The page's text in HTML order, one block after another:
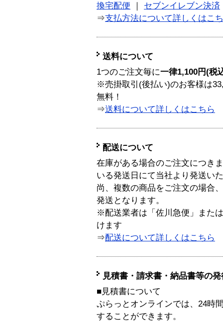
換宅配便
セブンイレブン決済
⇒支払方法について詳しくはこ
送料について
1つのご注文毎に一律1,100円(税
※売掛取引(後払い)のお客様は
無料！
⇒送料について詳しくはこちら
配送について
在庫がある場合のご注文につき
いる発送日にて当社より発送い
尚、複数の商品をご注文の場合
発送となります。
※配送業者は「佐川急便」また
けます
⇒配送について詳しくはこちら
見積書・請求書・納品書等の
■見積書について
ぷらっとオンラインでは、24時
することができます。